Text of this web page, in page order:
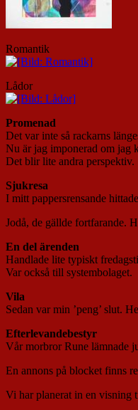
Romantik
Lådor
Promenad
Det var inte så rackarns
Nu är jag imponerad om jag
Det blir lite andra perspektiv.
Sjukresa
I mitt pappersrensande
Jodå, de gällde fortfarande.
En del ärenden
Handlade lite typiskt
Var också till systembolaget.
Vila
Sedan var min ’peng’ slut.
Efterlevandebestyr
Vår morbror Rune lämnade
En annons på blocket finns
Vi har planerat in en visning